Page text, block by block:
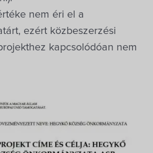
nem éri el a
ezért közbeszerzési
kapcsolódóan nem